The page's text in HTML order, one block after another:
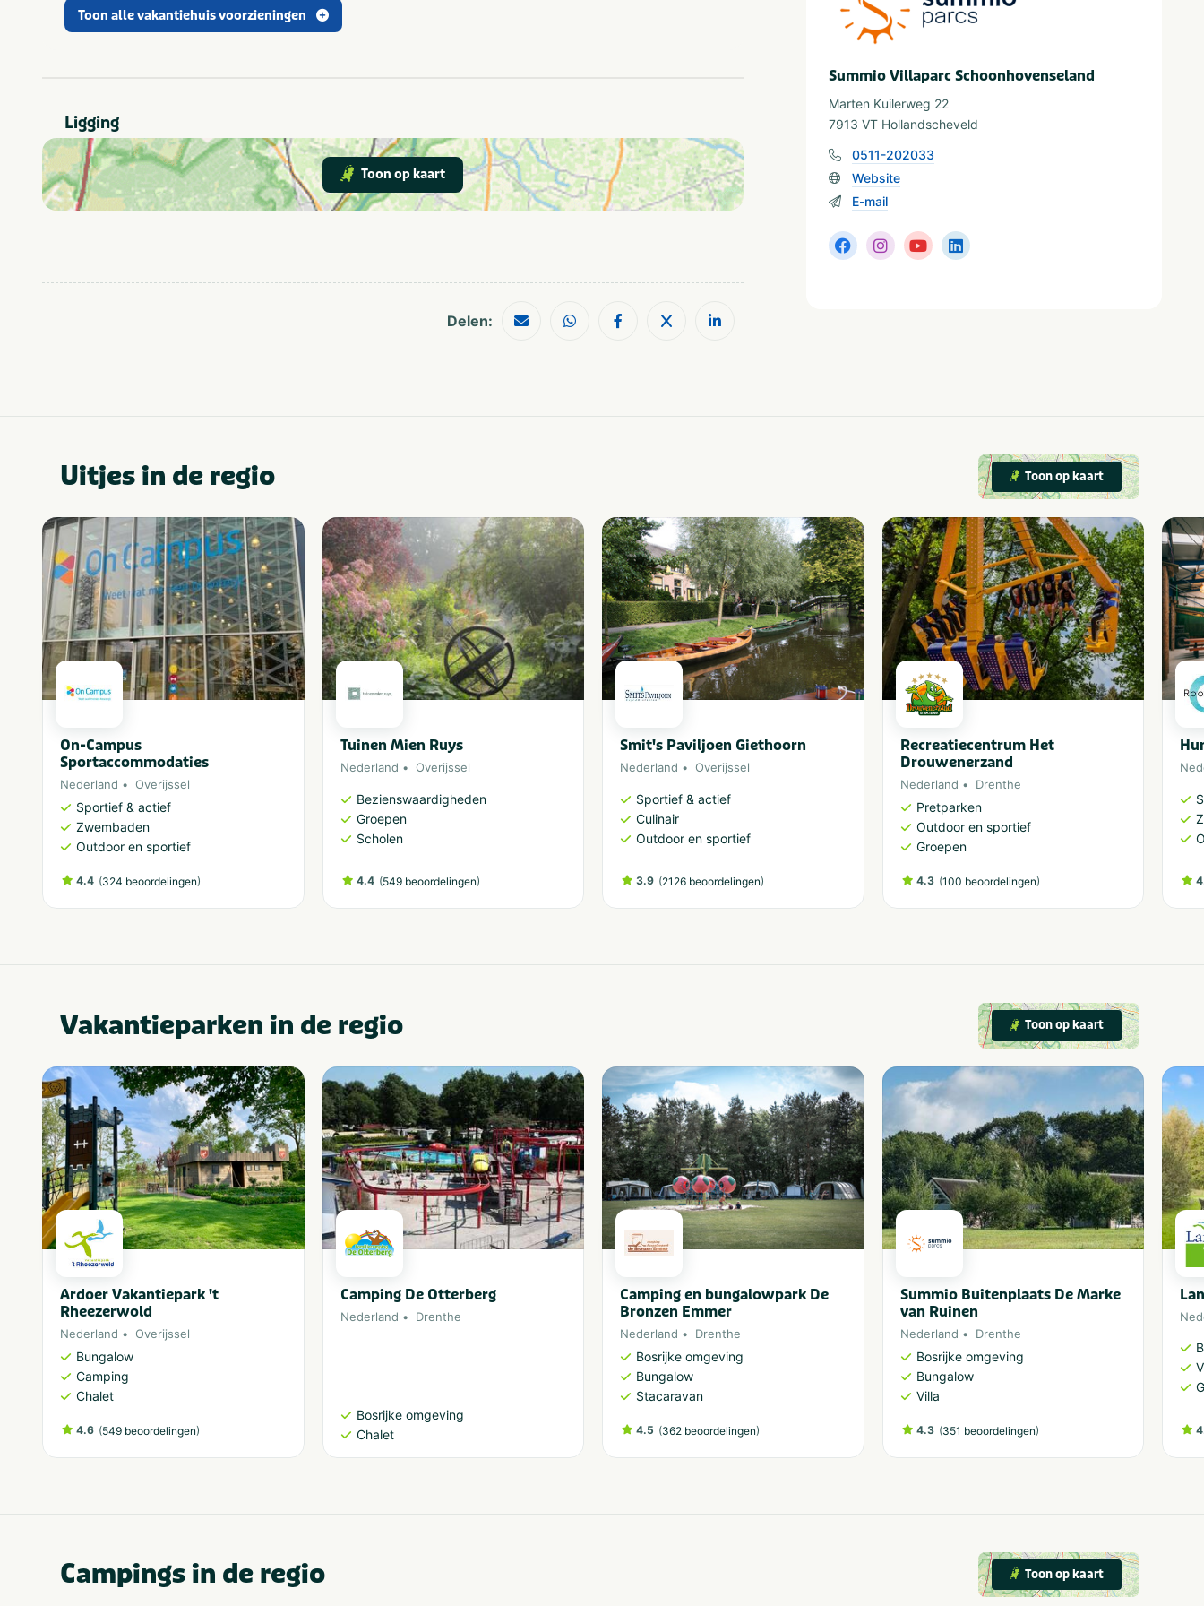
Type verblijf Vakantiehuis Vakantiepark Villa
In de buurt
Attractiepark
Dierentuin
Golfbaan
Restaurants
Wandelroutes
Musea en kastelen
Toon alle vakantiehuis voorzieningen
Ligging
Toon op kaart
Delen:
Summio Villaparc Schoonhovenseland
Marten Kuilerweg 22
7913 VT Hollandscheveld
0511-202033
Website
E-mail
Uitjes in de regio Toon op kaart
On-Campus
Sportaccommodaties
Nederland Overijssel
Sportief & actief
Zwembaden
Outdoor en sportief
4.4 (324 beoordelingen)
Tuinen Mien Ruys
Nederland Overijssel
Bezienswaardigheden
Groepen
Scholen
4.4 (549 beoordelingen)
Smit's Paviljoen Giethoorn
Nederland Overijssel
Sportief & actief
Culinair
Outdoor en sportief
3.9 (2126 beoordelingen)
Recreatiecentrum Het
Drouwenerzand
Nederland Drenthe
Pretparken
Outdoor en sportief
Groepen
4.3 (100 beoordelingen)
Vakantieparken in de regio Toon op kaart
Ardoer Vakantiepark 't
Rheezerwold
Nederland Overijssel
Bungalow
Camping
Chalet
4.6 (549 beoordelingen)
Camping De Otterberg
Nederland Drenthe
Bosrijke omgeving
Chalet
Camping en bungalowpark De
Bronzen Emmer
Nederland Drenthe
Bosrijke omgeving
Bungalow
Stacaravan
4.5 (362 beoordelingen)
Summio Buitenplaats De Marke
van Ruinen
Nederland Drenthe
Bosrijke omgeving
Bungalow
Villa
4.3 (351 beoordelingen)
Campings in de regio Toon op kaart